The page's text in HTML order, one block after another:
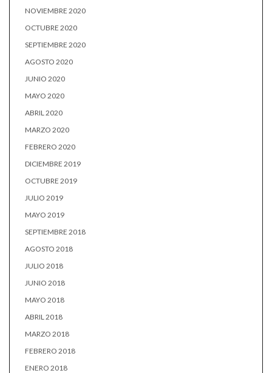
NOVIEMBRE 2020
OCTUBRE 2020
SEPTIEMBRE 2020
AGOSTO 2020
JUNIO 2020
MAYO 2020
ABRIL 2020
MARZO 2020
FEBRERO 2020
DICIEMBRE 2019
OCTUBRE 2019
JULIO 2019
MAYO 2019
SEPTIEMBRE 2018
AGOSTO 2018
JULIO 2018
JUNIO 2018
MAYO 2018
ABRIL 2018
MARZO 2018
FEBRERO 2018
ENERO 2018